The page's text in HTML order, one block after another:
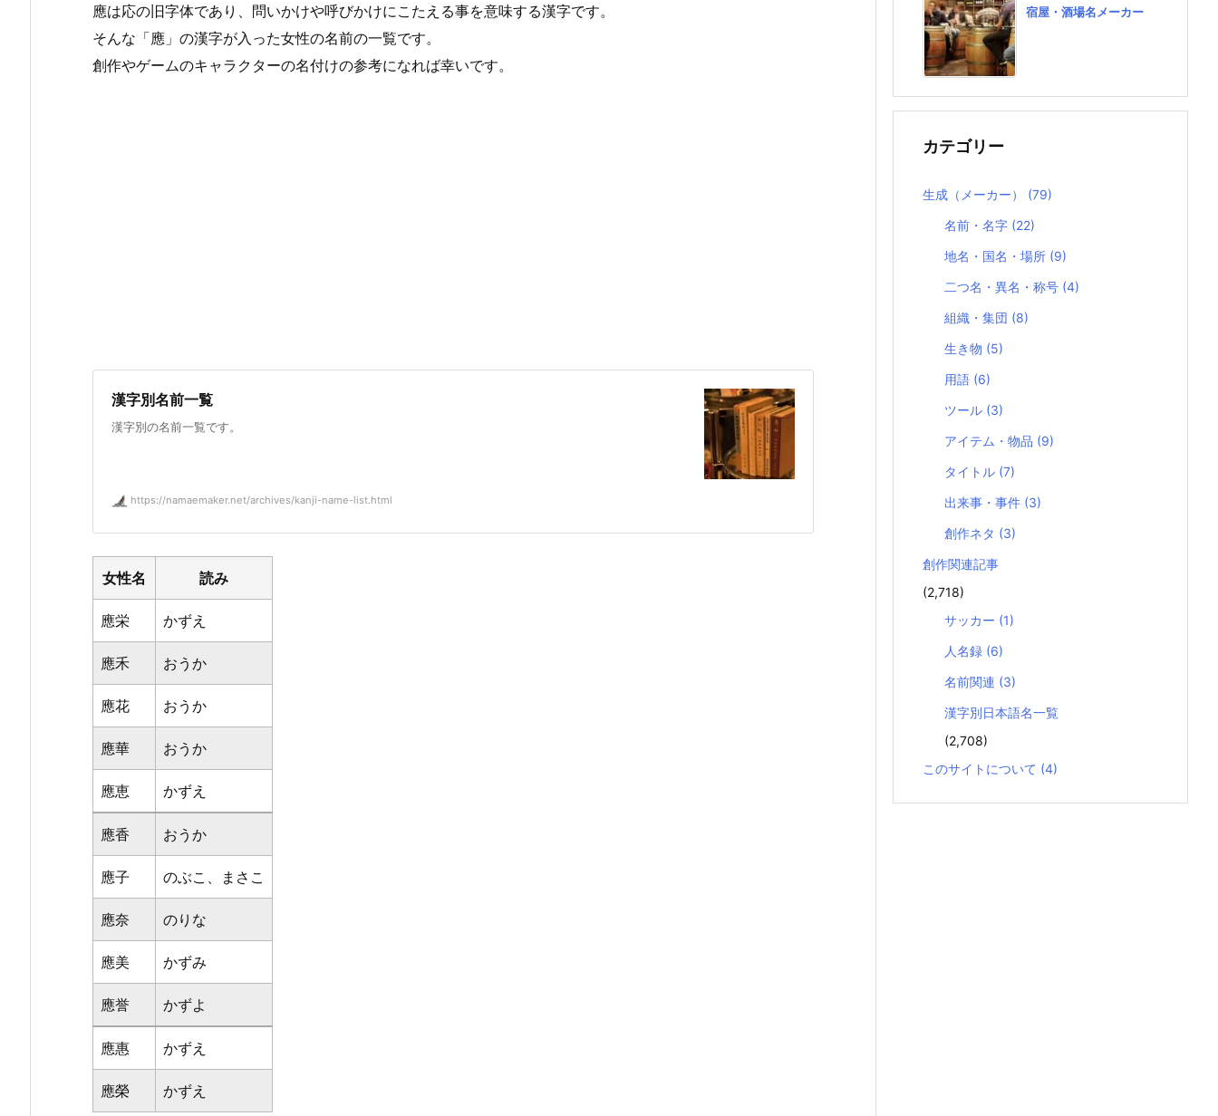
應は応の旧字体であり、問いかけや呼びかけにこたえる事を意味する漢字です。
そんな「應」の漢字が入った女性の名前の一覧です。
創作やゲームのキャラクターの名付けの参考になれば幸いです。
漢字別名前一覧
漢字別の名前一覧です。
https://namaemaker.net/archives/kanji-name-list.html
女性名 読み
應栄 かずえ
應禾 おうか
應花 おうか
應華 おうか
應恵 かずえ
應香 おうか
應子 のぶこ、まさこ
應奈 のりな
應美 かずみ
應誉 かずよ
應惠 かずえ
應榮 かずえ
宿屋・酒場名メーカー
カテゴリー
生成（メーカー） (79)
名前・名字 (22)
地名・国名・場所 (9)
二つ名・異名・称号 (4)
組織・集団 (8)
生き物 (5)
用語 (6)
ツール (3)
アイテム・物品 (9)
タイトル (7)
出来事・事件 (3)
創作ネタ (3)
創作関連記事
(2,718)
サッカー (1)
人名録 (6)
名前関連 (3)
漢字別日本語名一覧
(2,708)
このサイトについて (4)